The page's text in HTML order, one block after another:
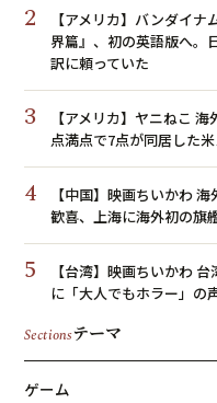
2
【アメリカ】バンダイ
界篇』、初の英語版へ。
訳に頼っていた
3
【アメリカ】ヤニねこ
点満点で7点が同居した
4
【中国】映画ちいかわ
歓喜、上海に海外初の旗
5
【台湾】映画ちいかわ
に「大人でもホラー」の
Sectionsテーマ
ゲーム